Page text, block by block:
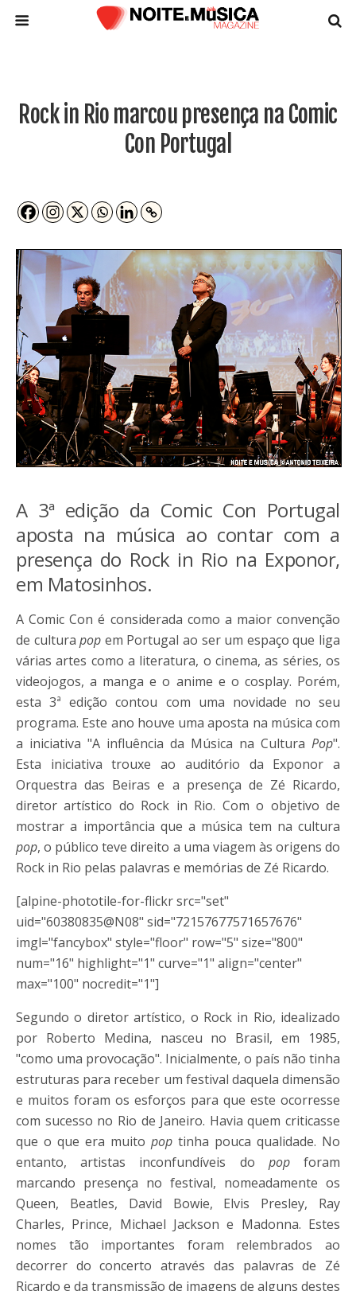
Rock in Rio marcou presença na Comic
Con Portugal
A 3ª edição da Comic Con Portugal
aposta na música ao contar com a
presença do Rock in Rio na Exponor,
em Matosinhos.
A Comic Con é considerada como a maior convenção
de culturapop em Portugal ao ser um espaço que liga
várias artes como a literatura, o cinema, as séries, os
videojogos, a manga e o anime e o cosplay. Porém,
esta 3ª edição contou com uma novidade no seu
programa. Este ano houve uma aposta na música com
a iniciativa "A influência da Música na Cultura Pop".
Esta iniciativa trouxe ao auditório da Exponor a
Orquestra das Beiras e a presença de Zé Ricardo,
diretor artístico do Rock in Rio. Com o objetivo de
mostrar a importância que a música tem na cultura
pop, o público teve direito a uma viagem às origens do
Rock in Rio pelas palavras e memórias de Zé Ricardo.
[alpine-phototile-for-flickr src="set"
uid="60380835@N08" sid="72157677571657676"
imgl="fancybox" style="floor" row="5" size="800"
num="16" highlight="1" curve="1" align="center"
max="100" nocredit="1"]
Segundo o diretor artístico, o Rock in Rio, idealizado
por Roberto Medina, nasceu no Brasil, em 1985,
"como uma provocação". Inicialmente, o país não tinha
estruturas para receber um festival daquela dimensão
e muitos foram os esforços para que este ocorresse
com sucesso no Rio de Janeiro. Havia quem criticasse
que o que era muito pop tinha pouca qualidade. No
entanto, artistas inconfundíveis do popforam
marcando presença no festival, nomeadamente os
Queen, Beatles, David Bowie, Elvis Presley, Ray
Charles, Prince, Michael Jackson e Madonna. Estes
nomes tão importantes foram relembrados ao
decorrer do concerto através das palavras de Zé
Ricardo e da transmissão de imagens de alguns destes